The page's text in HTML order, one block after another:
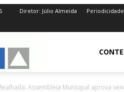
Diretor: Júlio Almeida
NotíciasdeAveiro.pt
Assembleia Municipal aprova